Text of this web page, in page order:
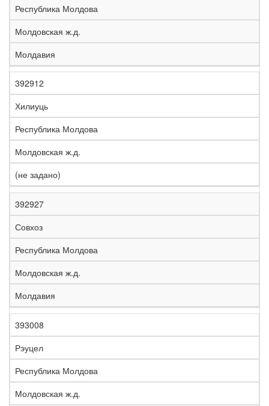
Республика Молдова
Молдовская ж.д.
Молдавия
392912
Хилиуць
Республика Молдова
Молдовская ж.д.
(не задано)
392927
Совхоз
Республика Молдова
Молдовская ж.д.
Молдавия
393008
Рэуцел
Республика Молдова
Молдовская ж.д.